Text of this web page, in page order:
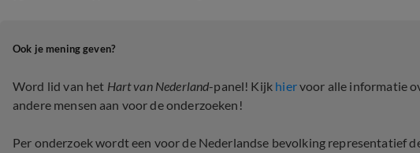
Ook je mening geven?
Word lid van het Hart van Nederland-panel! Kijk hiervoor alle informatie
andere mensen aan voor de onderzoeken!
Per onderzoek wordt een voor de Nederlandse bevolking representatief